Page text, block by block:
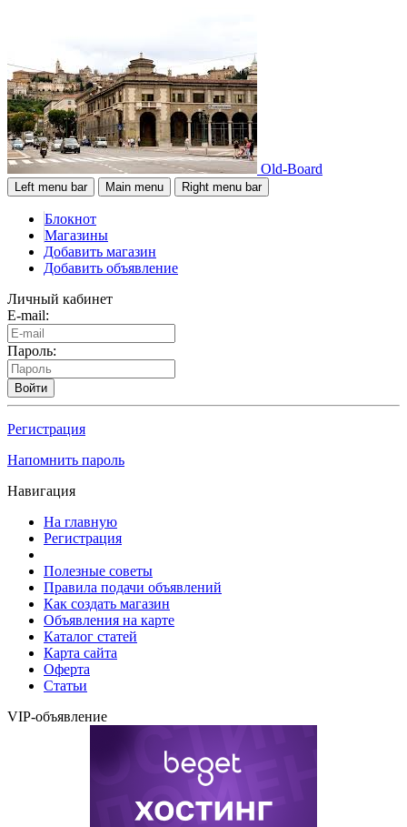
Old-Board
Left menu bar Main menu Right menu bar
Блокнот
Магазины
Добавить магазин
Добавить объявление
Личный кабинет
E-mail:
Пароль:
Войти
Регистрация
Напомнить пароль
Навигация
На главную
Регистрация
Полезные советы
Правила подачи объявлений
Как создать магазин
Объявления на карте
Каталог статей
Карта сайта
Оферта
Статьи
VIP-объявление